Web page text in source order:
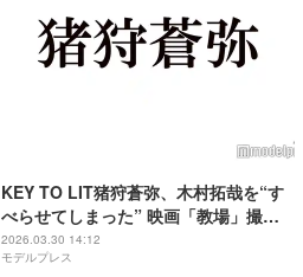
KEY TO LIT猪狩蒼弥、木村拓哉を“す
べらせてしまった” 映画「教場」撮影
時のムチャブリ＆後悔明かす
2026.03.30 14:12
モデルプレス